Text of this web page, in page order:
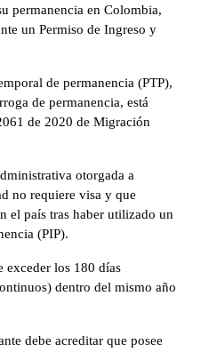
permanencia en Colombia,
un Permiso de Ingreso y
de permanencia (PTP),
de permanencia, está
de 2020 de Migración
otorgada a
no requiere visa y que
el país tras haber utilizado un
(PIP).
exceder los 180 días
dentro del mismo año
debe acreditar que posee